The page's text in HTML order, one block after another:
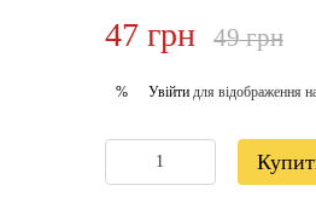
47 грн 49 грн
% Увійтидля відображення